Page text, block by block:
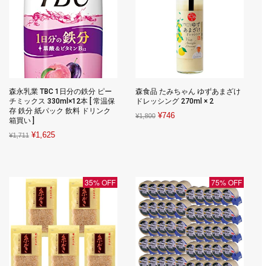
森永乳業 TBC 1日分の鉄分 ピー
チミックス 330ml×12本 [ 常温保
存 鉄分 紙パック 飲料 ドリンク
箱買い ]
¥1,711 Original
¥1,625Current
森食品 たみちゃん ゆずあまざけ
ドレッシング 270ml × 2
¥1,800 Original
¥746Current
35% OFF 75% OFF